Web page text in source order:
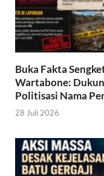
Buka Fakta
Wartabone:
Politisasi Nama
28 Juli 2026